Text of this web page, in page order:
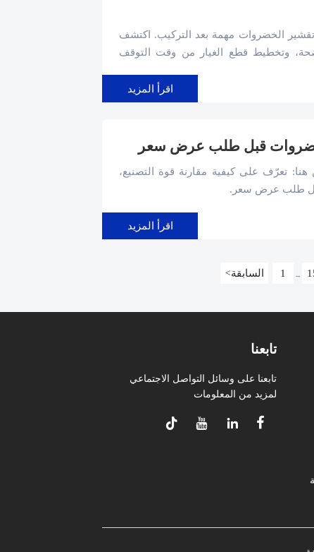
الخضروات مهمة بعد التركيب. اكتشف
وتخطيط قطع الغيار من وقت التوقف
اقرأ المزيد
قبل طلب عرض سعر
تعرّف على كيفية مقارنة قوة التصنيع،
قبل طلب عرض سعر.
اقرأ المزيد
<السابقة 1
تابعنا
تابعنا على وسائل التواصل الاجتماعي
لمزيد من المعلومات



